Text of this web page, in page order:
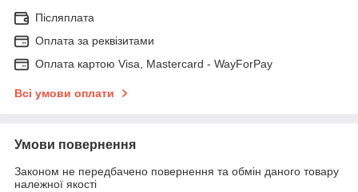
Післяплата
Оплата за реквізитами
Оплата картою Visa, Mastercard - WayForPay
Всі умови оплати
Умови повернення
Законом не передбачено повернення та обмін даного товару
належної якості